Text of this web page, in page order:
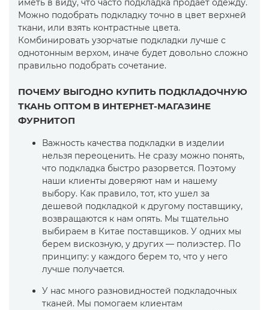
иметь в виду, что часто подкладка продаёт одежду.
Можно подобрать подкладку точно в цвет верхней
ткани, или взять контрастные цвета.
Комбинировать узорчатые подкладки лучше с
однотонным верхом, иначе будет довольно сложно
правильно подобрать сочетание.
ПОЧЕМУ ВЫГОДНО КУПИТЬ ПОДКЛАДОЧНУЮ
ТКАНЬ ОПТОМ В ИНТЕРНЕТ-МАГАЗИНЕ
ФУРНИТОП
Важность качества подкладки в изделии
нельзя переоценить. Не сразу можно понять,
что подкладка быстро разорвется. Поэтому
наши клиенты доверяют нам и нашему
выбору. Как правило, тот, кто ушел за
дешевой подкладкой к другому поставщику,
возвращаются к нам опять. Мы тщательно
выбираем в Китае поставщиков. У одних мы
берем вискозную, у других — полиэстер. По
принципу: у каждого берем то, что у него
лучше получается.
У нас много разновидностей подкладочных
тканей. Мы помогаем клиентам